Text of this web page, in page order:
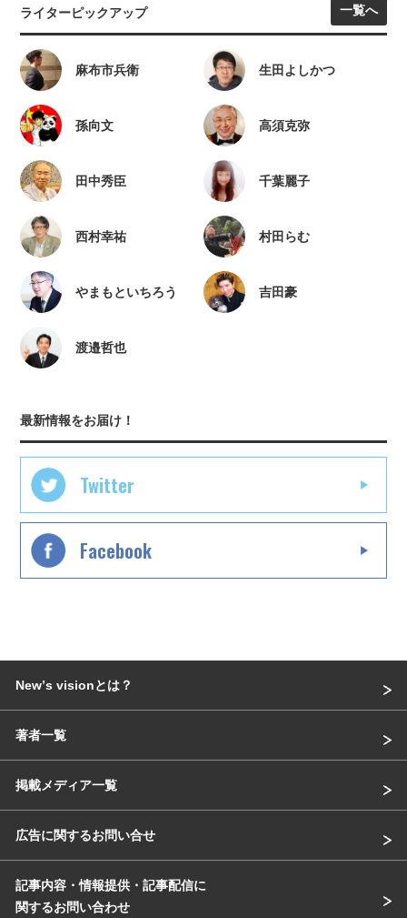
ライターピックアップ 一覧へ
麻布市兵衛 生田よしかつ
孫向文 高須克弥
田中秀臣 千葉麗子
西村幸祐 村田らむ
やまもといちろう 吉田豪
渡邉哲也
最新情報をお届け！
Twitter
Facebook
Newʼs visionとは？
著者一覧
掲載メディア一覧
広告に関するお問い合せ
記事内容・情報提供・記事配信に
関するお問い合わせ